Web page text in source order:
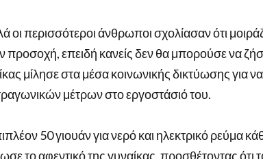
οι περισσότεροι άνθρωποι σχολίασαν ότι
προσοχή, επειδή κανείς δεν θα μπορούσε να
μίλησε στα μέσα κοινωνικής δικτύωσης για
μέτρων στο εργοστάσιό του.
50 γιουάν για νερό και ηλεκτρικό ρεύμα
το αφεντικό της γυναίκας, προσθέτοντας ότι